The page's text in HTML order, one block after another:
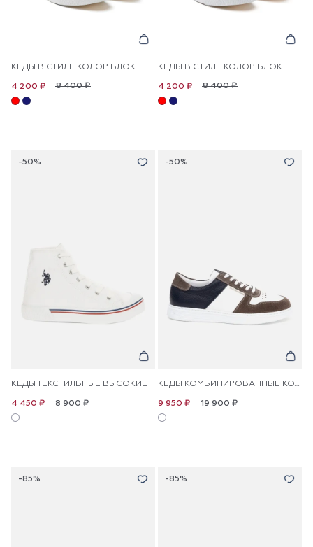
КЕДЫ В СТИЛЕ КОЛОР БЛОК
8 400 ₽
4 200 ₽
КЕДЫ В СТИЛЕ КОЛОР БЛОК
8 400 ₽
4 200 ₽
-50%
КЕДЫ ТЕКСТИЛЬНЫЕ ВЫСОКИЕ
8 900 ₽
4 450 ₽
-50%
КЕДЫ КОМБИНИРОВАННЫЕ КОЖАНЫЕ
19 900 ₽
9 950 ₽
-85% -85%